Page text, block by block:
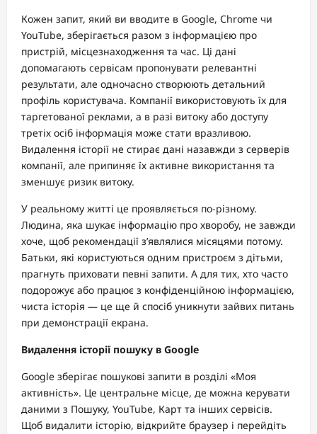
Кожен запит, який ви вводите в Google, Chrome чи
YouTube, зберігається разом з інформацією про
пристрій, місцезнаходження та час. Ці дані
допомагають сервісам пропонувати релевантні
результати, але одночасно створюють детальний
профіль користувача. Компанії використовують їх для
таргетованої реклами, а в разі витоку або доступу
третіх осіб інформація може стати вразливою.
Видалення історії не стирає дані назавжди з серверів
компанії, але припиняє їх активне використання та
зменшує ризик витоку.
У реальному житті це проявляється по-різному.
Людина, яка шукає інформацію про хворобу, не завжди
хоче, щоб рекомендації з’являлися місяцями потому.
Батьки, які користуються одним пристроєм з дітьми,
прагнуть приховати певні запити. А для тих, хто часто
подорожує або працює з конфіденційною інформацією,
чиста історія — це ще й спосіб уникнути зайвих питань
при демонстрації екрана.
Видалення історії пошуку в Google
Google зберігає пошукові запити в розділі «Моя
активність». Це центральне місце, де можна керувати
даними з Пошуку, YouTube, Карт та інших сервісів.
Щоб видалити історію, відкрийте браузер і перейдіть